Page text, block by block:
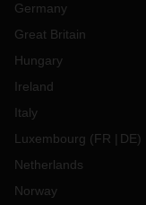
Germany
Great Britain
Hungary
Ireland
Italy
Luxembourg (FR DE)
Netherlands
Norway